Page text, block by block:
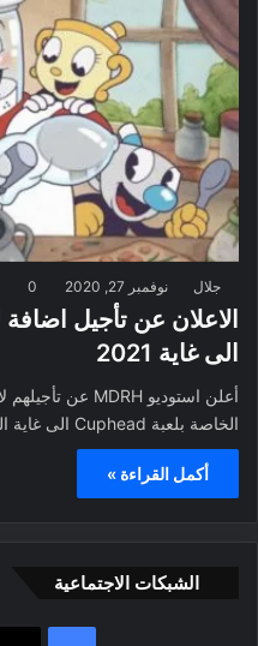
جلال نوفمبر 27, 2020 0
الى غاية 2021
الخاصة بلعبة Cuphead الى غاية السنة القادمة 2021. حين صدورها…
أكمل القراءة »
الشبكات الاجتماعية